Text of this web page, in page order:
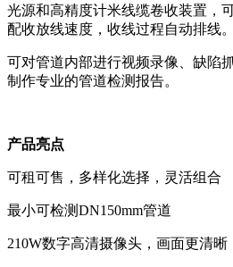
光源和高精度计米线缆卷收装置，
配收放线速度，收线过程自动排线。
可对管道内部进行视频录像、缺陷
制作专业的管道检测报告。
产品亮点
可租可售，多样化选择，灵活组合
最小可检测DN150mm管道
210W数字高清摄像头，画面更清晰